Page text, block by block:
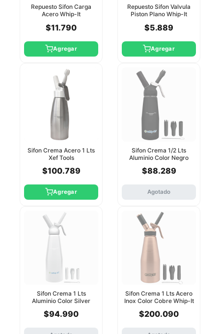
Repuesto Sifon Carga
Acero Whip-It
$11.790
Agregar
Repuesto Sifon Valvula
Piston Plano Whip-It
$5.889
Agregar
Sifon Crema Acero 1 Lts
Xef Tools
$100.789
Agregar
Sifon Crema 1/2 Lts
Aluminio Color Negro
$88.289
Agotado
Sifon Crema 1 Lts
Aluminio Color Silver
$94.990
Sifon Crema 1 Lts Acero
Inox Color Cobre Whip-It
$200.090